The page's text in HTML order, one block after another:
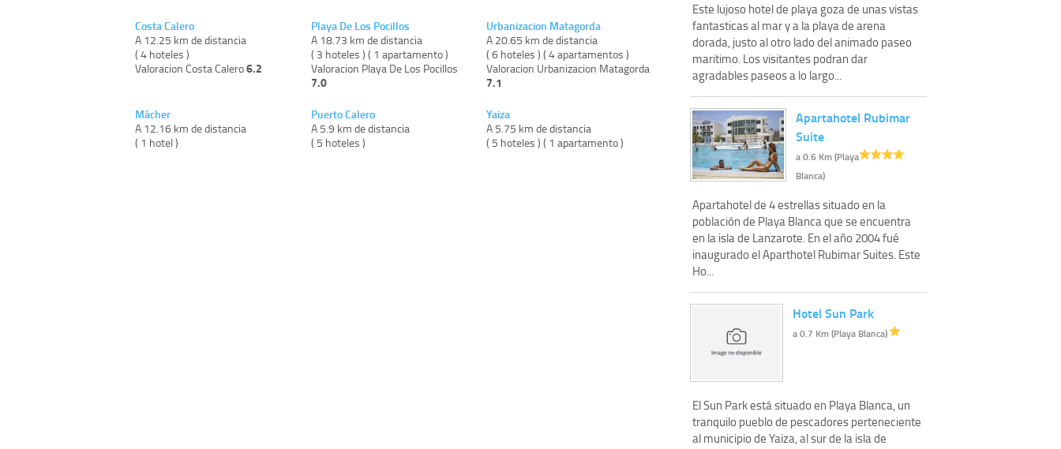
Costa Calero
A 12.25 km de distancia
( 4 hoteles )
Valoracion Costa Calero6.2
Mácher
A 12.16 km de distancia
( 1 hotel )
Playa De Los Pocillos
A 18.73 km de distancia
( 3 hoteles ) ( 1 apartamento )
Valoracion Playa De Los Pocillos
7.0
Puerto Calero
A 5.9 km de distancia
( 5 hoteles )
Urbanizacion Matagorda
A 20.65 km de distancia
( 6 hoteles ) ( 4 apartamentos )
Valoracion Urbanizacion Matagorda
7.1
Yaiza
A 5.75 km de distancia
( 5 hoteles ) ( 1 apartamento )
Este lujoso hotel de playa goza de unas vistas
fantasticas al mar y a la playa de arena
dorada, justo al otro lado del animado paseo
maritimo. Los visitantes podran dar
agradables paseos a lo largo...
Apartahotel Rubimar
Suite
a 0.6 Km (Playa
Blanca)
Apartahotel de 4 estrellas situado en la
población de Playa Blanca que se encuentra
en la isla de Lanzarote. En el año 2004 fué
inaugurado el Aparthotel Rubimar Suites. Este
Ho...
Hotel Sun Park
a 0.7 Km (Playa Blanca)
El Sun Park está situado en Playa Blanca, un
tranquilo pueblo de pescadores perteneciente
al municipio de Yaiza, al sur de la isla de